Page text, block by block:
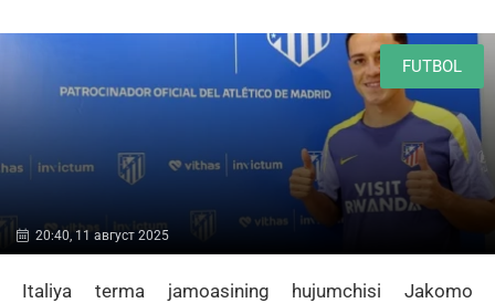
FUTBOL
20:40, 11 август 2025
Italiya terma jamoasining
hujumchisi Jakomo